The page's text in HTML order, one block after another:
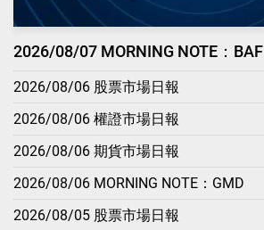
2026/08/07 MORNING NOTE：BAF
2026/08/06 股票市場日報
2026/08/06 權證市場日報
2026/08/06 期貨市場日報
2026/08/06 MORNING NOTE：GMD
2026/08/05 股票市場日報